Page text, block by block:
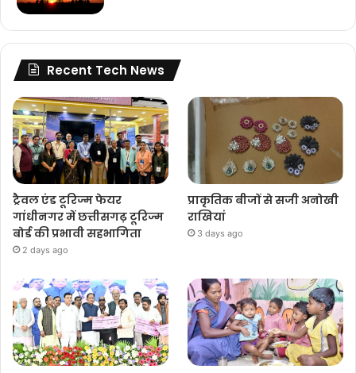
Recent Tech News
ट्रैवल एंड टूरिज्म फेयर
गांधीनगर में छत्तीसगढ़ टूरिज्म
बोर्ड की प्रभावी सहभागिता
2 days ago
प्राकृतिक बीजों से सजी अनोखी
राखियां
3 days ago